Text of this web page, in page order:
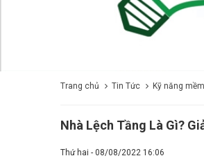
Trang chủ Tin Tức Kỹ năng mềm
​​​​​​​Nhà Lệch Tầng Là Gì?
Thứ hai - 08/08/2022 16:06